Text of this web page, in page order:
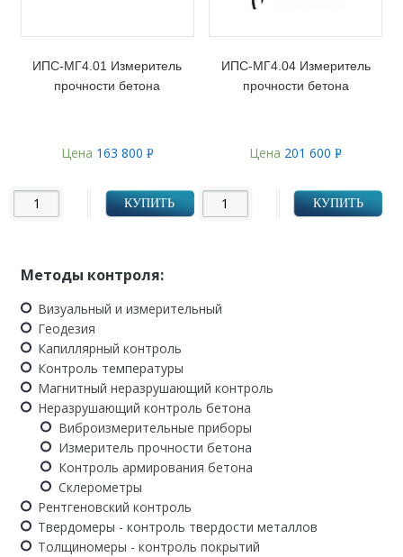
ИПС-МГ4.01 Измеритель
прочности бетона
Цена 163 800 Р
КУПИТЬ
ИПС-МГ4.04 Измеритель
прочности бетона
Цена 201 600Р
КУПИТЬ
Методы контроля:
Визуальный и измерительный
Геодезия
Капиллярный контроль
Контроль температуры
Магнитный неразрушающий контроль
Неразрушающий контроль бетона
Виброизмерительные приборы
Измеритель прочности бетона
Контроль армирования бетона
Склерометры
Рентгеновский контроль
Твердомеры - контроль твердости металлов
Толщиномеры - контроль покрытий